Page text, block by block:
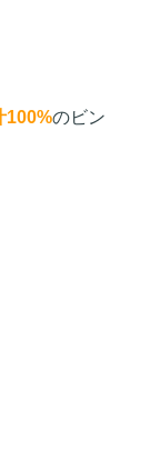
100%のビン